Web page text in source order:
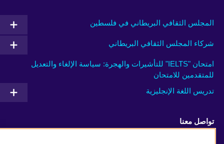
المجلس الثقافي البريطاني في فلسطين
شركاء المجلس الثقافي البريطاني
امتحان "IELTS" للتأشيرات والهجرة: سياسة الإلغاء والتعديل
للمتقدمين للامتحان
تدريس اللغة الإنجليزية
تواصل معنا